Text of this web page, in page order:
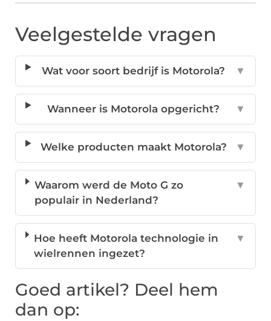
Veelgestelde vragen
Wat voor soort bedrijf is Motorola? ▼
Wanneer is Motorola opgericht? ▼
Welke producten maakt Motorola? ▼
Waarom werd de Moto G zo
populair in Nederland?
▼
Hoe heeft Motorola technologie in
wielrennen ingezet?
▼
Goed artikel? Deel hem
dan op: